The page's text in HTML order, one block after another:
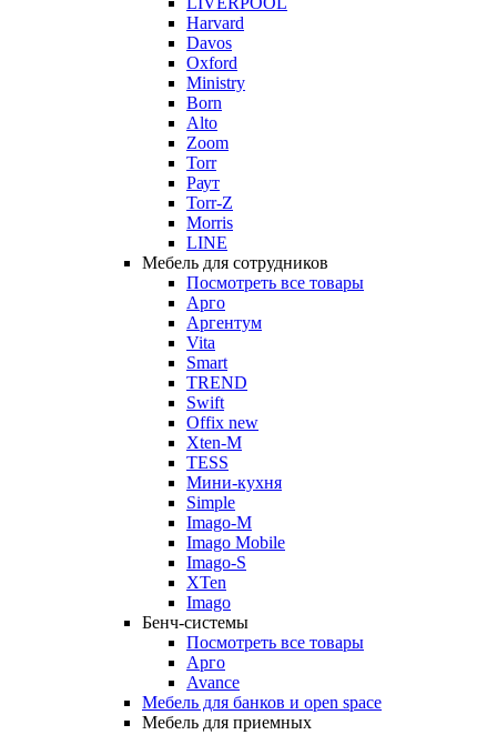
Harvard
Davos
Oxford
Ministry
Born
Alto
Zoom
Torr
Раут
Torr-Z
Morris
LINE
Мебель для сотрудников
Посмотреть все товары
Арго
Аргентум
Vita
Smart
TREND
Swift
Offix new
Xten-M
TESS
Мини-кухня
Simple
Imago-M
Imago Mobile
Imago-S
XTen
Imago
Бенч-системы
Посмотреть все товары
Арго
Avance
Мебель для банков и open space
Мебель для приемных